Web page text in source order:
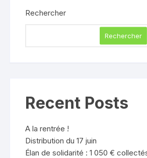
Rechercher
Rechercher
Recent Posts
A la rentrée !
Distribution du 17 juin
Élan de solidarité : 1 050 €